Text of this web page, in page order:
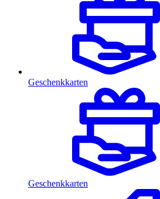
Geschenkkarten
Geschenkkarten